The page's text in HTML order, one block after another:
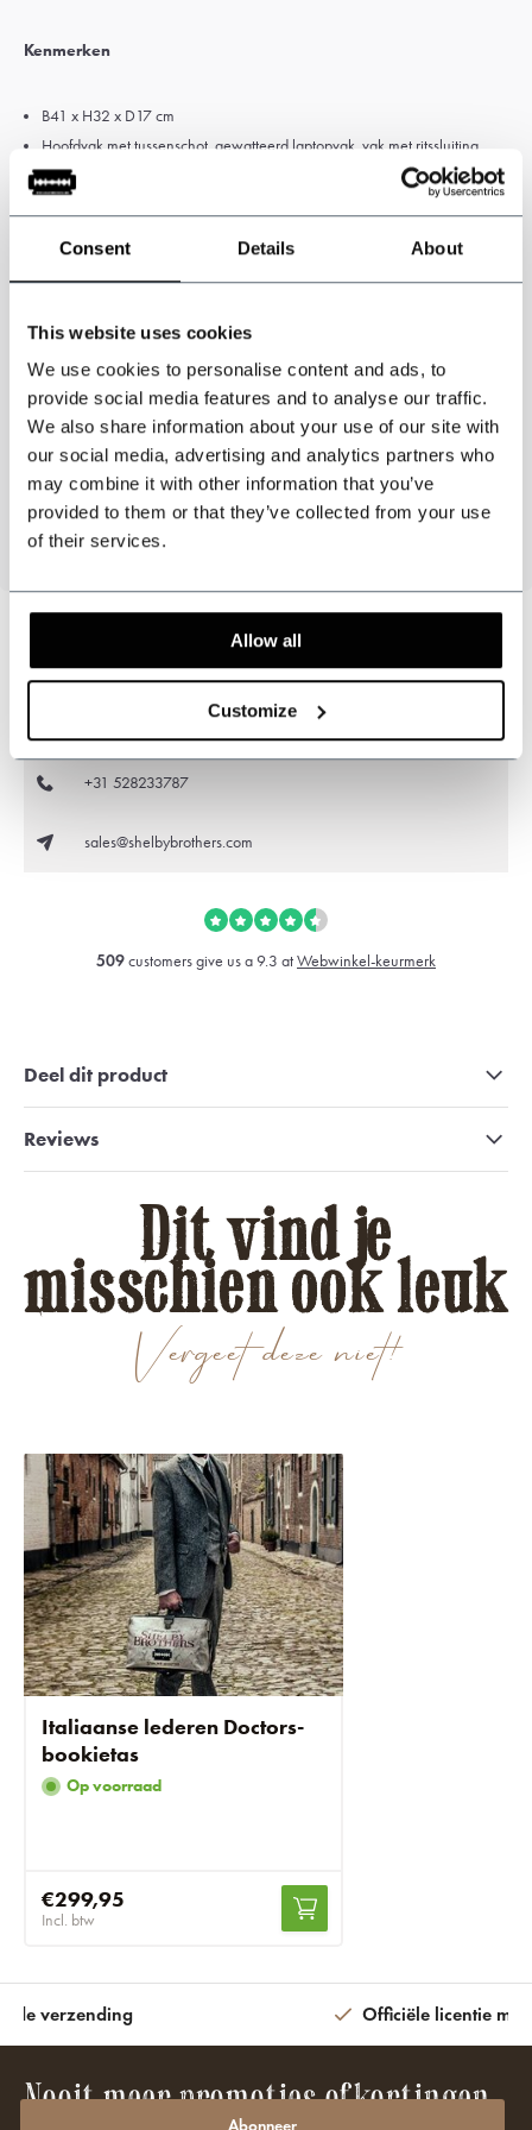
Consent Details About
This website uses cookies
We use cookies to personalise content and ads, to
provide social media features and to analyse our traffic.
We also share information about your use of our site with
our social media, advertising and analytics partners who
may combine it with other information that you’ve
provided to them or that they’ve collected from your use
of their services.
Allow all
Customize
Kenmerken
B41 x H32 x D17 cm
Hoofdvak met tussenschot, gewatteerd laptopvak, vak met ritssluiting,
achtervak met ritssluiting.
Dutch Design en handgemaakt in Nederland.
12" 15,6" A4
openingstijden
+31 528233787
sales@shelbybrothers.com
509customers give us a 9.3 atWebwinkel-keurmerk
Deel dit product
Reviews
Vergeet deze niet!
Dit vind je
misschien ook leuk
Italiaanse lederen Doctors-
bookietas
Op voorraad
€299,95
Incl. btw
verzending Officiële licentie met
Nooit meer promoties of kortingen
Abonneer